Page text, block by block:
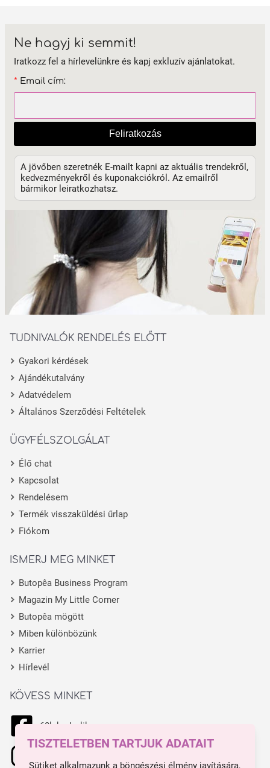
Ne hagyj ki semmit!
Iratkozz fel a hírlevelünkre és kapj exkluzív ajánlatokat.
* Email cím:
Feliratkozás
A jövőben szeretnék E-mailt kapni az aktuális trendekről,
kedvezményekről és kuponakciókról. Az emailről
bármikor leiratkozhatsz.
TUDNIVALÓK RENDELÉS ELŐTT
Gyakori kérdések
Ajándékutalvány
Adatvédelem
Általános Szerződési Feltételek
ÜGYFÉLSZOLGÁLAT
Élő chat
Kapcsolat
Rendelésem
Termék visszaküldési űrlap
Fiókom
ISMERJ MEG MINKET
Butopêa Business Program
Magazin My Little Corner
Butopêa mögött
Miben különbözünk
Karrier
Hírlevél
KÖVESS MINKET
68k kedvelik
TISZTELETBEN TARTJUK ADATAIT
Sütiket alkalmazunk a böngészési élmény javítására,